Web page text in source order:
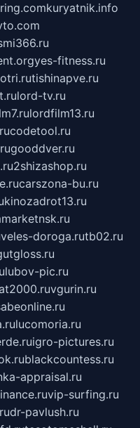
kuryatnik.info
yes-fitness.ru
tishinapve.ru
lord-tv.ru
lordfilm13.ru
codetool.ru
gooddver.ru
2shizashop.ru
carszona-bu.ru
kinozadrot13.ru
veles-doroga.rutb02.ru
lubov-pic.ru
vgurin.ru
lucomoria.ru
igro-pictures.ru
blackcountess.ru
appraisal.ru
vip-surfing.ru
dr-pavlush.ru